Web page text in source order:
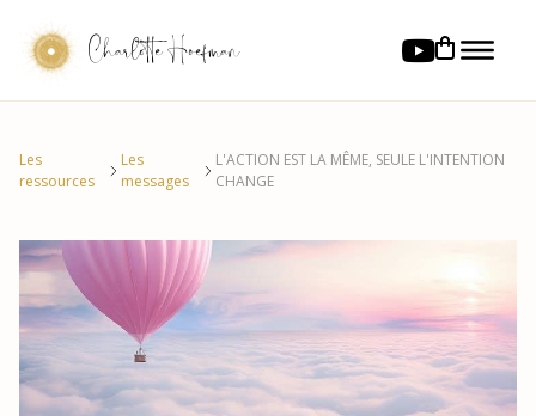
Charlotte Hoefman
Les
ressources
Les
messages
L'ACTION EST LA MÊME, SEULE L'INTENTION
CHANGE